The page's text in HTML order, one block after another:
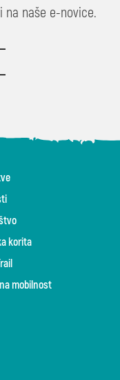
na naše e-novice.
korita
mobilnost